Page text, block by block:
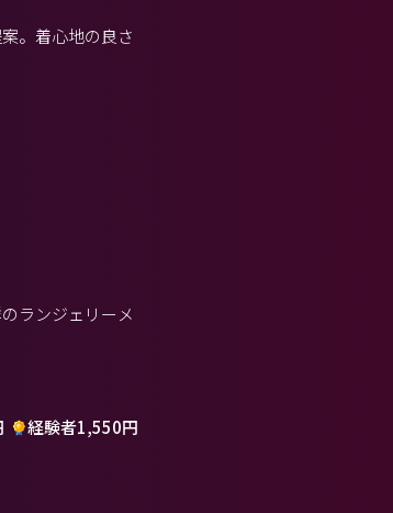
。着心地の良さ
ランジェリーメ
経験者1,550円